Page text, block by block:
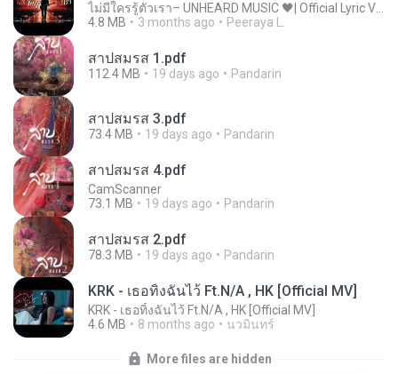
4.8 MB
3 months ago Peeraya L.
สาปสมรส 1.pdf
112.4 MB 19 days ago Pandarin
สาปสมรส 3.pdf
73.4 MB 19 days ago Pandarin
สาปสมรส 4.pdf
CamScanner
73.1 MB
19 days ago Pandarin
สาปสมรส 2.pdf
78.3 MB 19 days ago Pandarin
KRK - เธอทิ้งฉันไว้ Ft.N/A , HK [Official MV]
KRK - เธอทิ้งฉันไว้ Ft.N/A , HK [Official MV]
4.6 MB
8 months ago นวมินทร์
More files are hidden